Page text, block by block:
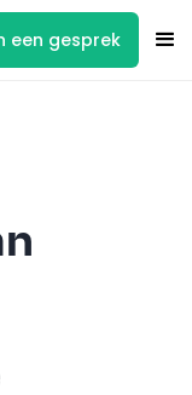
een gesprek